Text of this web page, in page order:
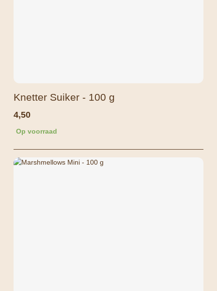
Knetter Suiker - 100 g
4,50
Op voorraad